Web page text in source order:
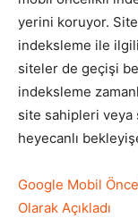
yerini koruyor.
indeksleme ile
siteler de geçişi
indeksleme
site sahipleri
heyecanlı
Google Mobil
Olarak Açıkladı